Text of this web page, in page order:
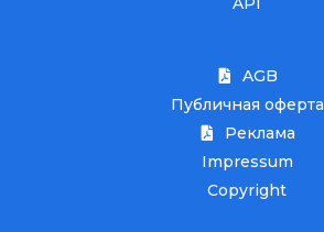
AGB
Публичная оферта
Реклама
Impressum
Copyright